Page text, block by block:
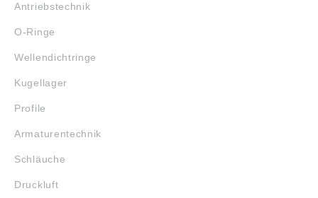
Antriebstechnik
O-Ringe
Wellendichtringe
Kugellager
Profile
Armaturentechnik
Schläuche
Druckluft